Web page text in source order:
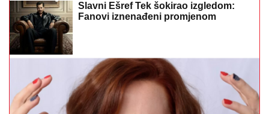
Slavni Ešref Tek šokirao izgledom:
Fanovi iznenađeni promjenom